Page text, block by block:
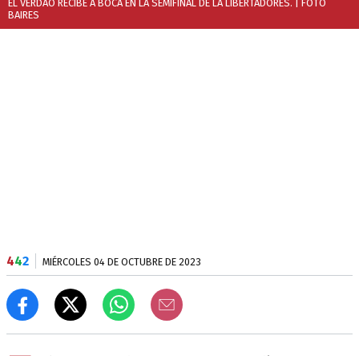
EL VERDAO RECIBE A BOCA EN LA SEMIFINAL DE LA LIBERTADORES. | FOTO
BAIRES
442 MIÉRCOLES 04 DE OCTUBRE DE 2023